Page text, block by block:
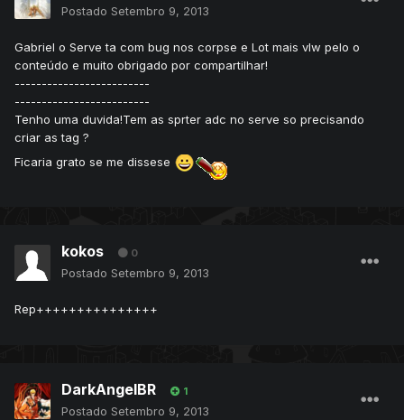
Postado Setembro 9, 2013
Gabriel o Serve ta com bug nos corpse e Lot mais vlw pelo o
conteúdo e muito obrigado por compartilhar!
-------------------------
-------------------------
Tenho uma duvida!Tem as sprter adc no serve so precisando
criar as tag ?
Ficaria grato se me dissese
kokos 0
Postado Setembro 9, 2013
Rep+++++++++++++++
DarkAngelBR 1
Postado Setembro 9, 2013